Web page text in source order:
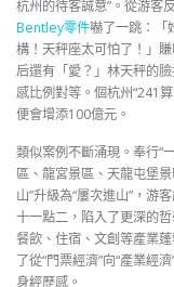
杭州的待客誠意”。從游客
Bentley零件嚇了一跳：「
構！天秤座太可怕了！」
后還有「愛？」林天秤的
感比例對等。個杭州“241
便會增添100億元。
類似案例不斷涌現。奉行“
區、龍宮景區、天龍屯堡
山”升級為“屢次進山”，游
十一點二，陷入了更深的
餐飲、住宿、文創等產業
了從“門票經濟”向“產業經
身經歷感。